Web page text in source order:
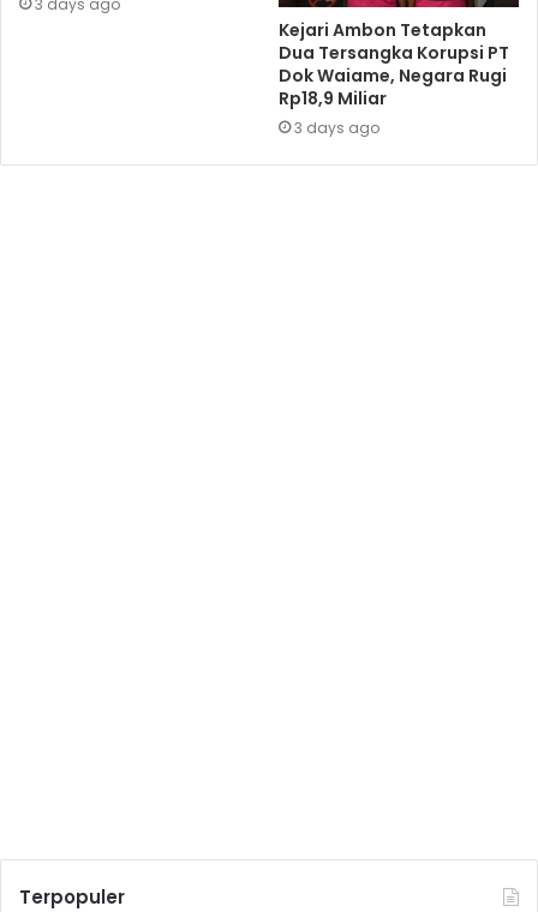
Kejari Ambon Tetapkan
Dua Tersangka Korupsi PT
Dok Waiame, Negara Rugi
Rp18,9 Miliar
3 days ago
Terpopuler